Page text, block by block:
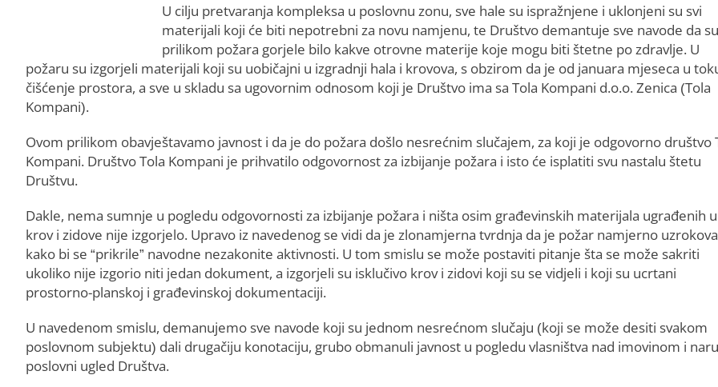
U cilju pretvaranja kompleksa u poslovnu zonu, sve hale su ispražnjene i uklonjeni su svi
materijali koji će biti nepotrebni za novu namjenu, te Društvo demantuje sve navode da su
prilikom požara gorjele bilo kakve otrovne materije koje mogu biti štetne po zdravlje. U
požaru su izgorjeli materijali koji su uobičajni u izgradnji hala i krovova, s obzirom da je od januara mjeseca u
čišćenje prostora, a sve u skladu sa ugovornim odnosom koji je Društvo ima sa Tola Kompani d.o.o. Zenica (Tola
Kompani).
Ovom prilikom obavještavamo javnost i da je do požara došlo nesrećnim slučajem, za koji je odgovorno društvo
Kompani. Društvo Tola Kompani je prihvatilo odgovornost za izbijanje požara i isto će isplatiti svu nastalu štetu
Društvu.
Dakle, nema sumnje u pogledu odgovornosti za izbijanje požara i ništa osim građevinskih materijala ugrađenih u
krov i zidove nije izgorjelo. Upravo iz navedenog se vidi da je zlonamjerna tvrdnja da je požar namjerno
kako bi se “prikrile” navodne nezakonite aktivnosti. U tom smislu se može postaviti pitanje šta se može sakriti
ukoliko nije izgorio niti jedan dokument, a izgorjeli su isklučivo krov i zidovi koji su se vidjeli i koji su ucrtani
prostorno-planskoj i građevinskoj dokumentaciji.
U navedenom smislu, demanujemo sve navode koji su jednom nesrećnom slučaju (koji se može desiti svakom
poslovnom subjektu) dali drugačiju konotaciju, grubo obmanuli javnost u pogledu vlasništva nad imovinom i
poslovni ugled Društva.